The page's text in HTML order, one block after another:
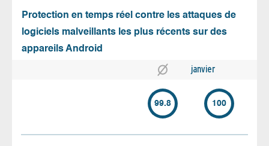
Protection en temps réel contre les attaques de
logiciels malveillants les plus récents sur des
appareils Android
janvier
99.8 100